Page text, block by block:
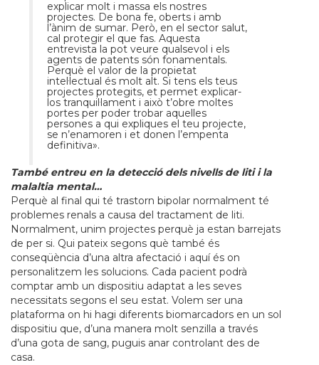
explicar molt i massa els nostres
projectes. De bona fe, oberts i amb
l’ànim de sumar. Però, en el sector salut,
cal protegir el que fas. Aquesta
entrevista la pot veure qualsevol i els
agents de patents són fonamentals.
Perquè el valor de la propietat
intel·lectual és molt alt. Si tens els teus
projectes protegits, et permet explicar-
los tranquil·lament i això t’obre moltes
portes per poder trobar aquelles
persones a qui expliques el teu projecte,
se n’enamoren i et donen l’empenta
definitiva».
També entreu en la detecció dels nivells de liti i la
malaltia mental…
Perquè al final qui té trastorn bipolar normalment té
problemes renals a causa del tractament de liti.
Normalment, unim projectes perquè ja estan barrejats
de per si. Qui pateix segons què també és
conseqüència d’una altra afectació i aquí és on
personalitzem les solucions. Cada pacient podrà
comptar amb un dispositiu adaptat a les seves
necessitats segons el seu estat. Volem ser una
plataforma on hi hagi diferents biomarcadors en un sol
dispositiu que, d’una manera molt senzilla a través
d’una gota de sang, puguis anar controlant des de
casa.